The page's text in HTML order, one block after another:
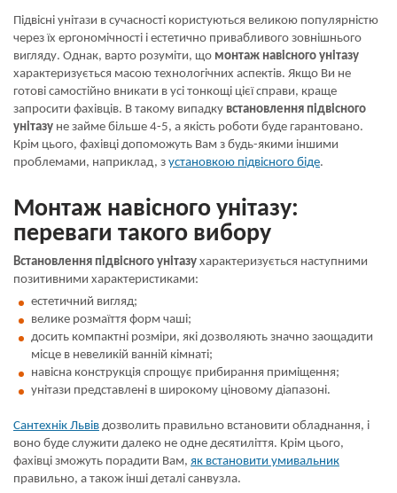
Підвісні унітази в сучасності користуються великою популярністю
через їх ергономічності і естетично привабливого зовнішнього
вигляду. Однак, варто розуміти, що монтаж навісного унітазу
характеризується масою технологічних аспектів. Якщо Ви не
готові самостійно вникати в усі тонкощі цієї справи, краще
запросити фахівців. В такому випадку встановлення підвісного
унітазу не займе більше 4-5, а якість роботи буде гарантовано.
Крім цього, фахівці допоможуть Вам з будь-якими іншими
проблемами, наприклад, з установкою підвісного біде.
Монтаж навісного унітазу:
переваги такого вибору
Встановлення підвісного унітазу характеризується наступними
позитивними характеристиками:
естетичний вигляд;
велике розмаїття форм чаші;
досить компактні розміри, які дозволяють значно заощадити
місце в невеликій ванній кімнаті;
навісна конструкція спрощує прибирання приміщення;
унітази представлені в широкому ціновому діапазоні.
Сантехнік Львів дозволить правильно встановити обладнання, і
воно буде служити далеко не одне десятиліття. Крім цього,
фахівці зможуть порадити Вам, як встановити умивальник
правильно, а також інші деталі санвузла.